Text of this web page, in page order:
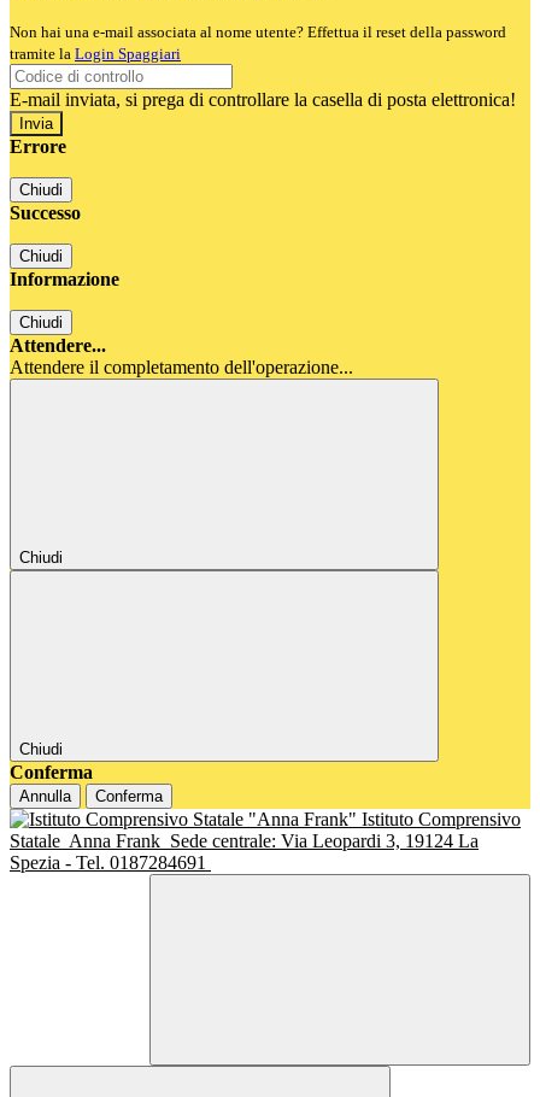
Non hai una e-mail associata al nome utente? Effettua il reset della password
tramite la Login Spaggiari
E-mail inviata, si prega di controllare la casella di posta elettronica!
Errore
Chiudi
Successo
Chiudi
Informazione
Chiudi
Attendere...
Attendere il completamento dell'operazione...
Chiudi
Chiudi
Conferma
Annulla Conferma
Istituto Comprensivo
Statale Anna Frank Sede centrale: Via Leopardi 3, 19124 La
Spezia - Tel. 0187284691